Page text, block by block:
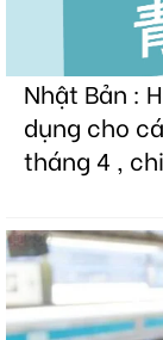
Nhật Bản :
dụng cho
tháng 4 ,